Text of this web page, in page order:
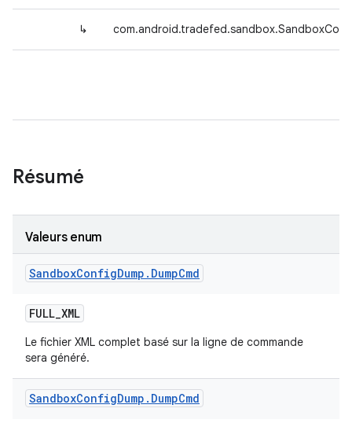
↳
Résumé
Valeurs enum
SandboxConfigDump . DumpCmd
FULL_XML
Le fichier XML complet basé sur la ligne de commande
sera généré.
SandboxConfigDump . DumpCmd